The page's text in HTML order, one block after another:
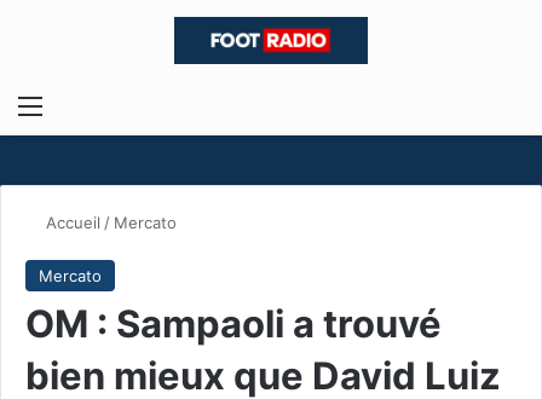
Menu
Accueil / Mercato
Mercato
OM : Sampaoli a trouvé
bien mieux que David Luiz